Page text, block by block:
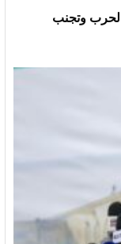
وتجنب